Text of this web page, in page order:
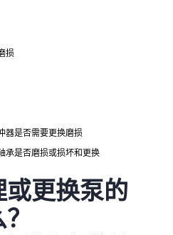
损
器是否需要更换磨损
承是否磨损或损坏和更换
更换泵的